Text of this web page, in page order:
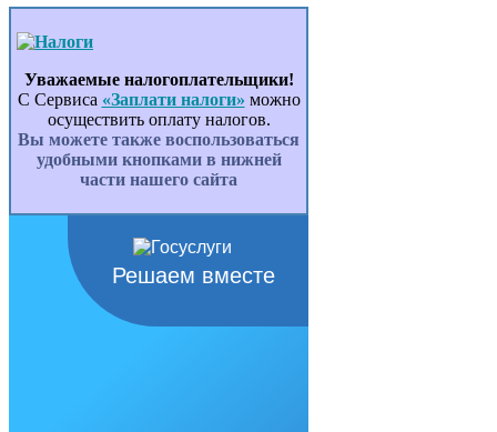
Уважаемые налогоплательщики!
С Сервиса «Заплати налоги» можно
осуществить оплату налогов.
Вы можете также воспользоваться
удобными кнопками в нижней
части нашего сайта
Решаем вместе